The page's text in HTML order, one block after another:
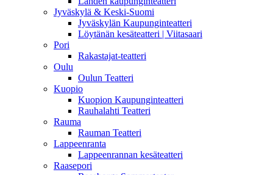
Jyväskylä & Keski-Suomi
Jyväskylän Kaupunginteatteri
Löytänän kesäteatteri | Viitasaari
Pori
Rakastajat-teatteri
Oulu
Oulun Teatteri
Kuopio
Kuopion Kaupunginteatteri
Rauhalahti Teatteri
Rauma
Rauman Teatteri
Lappeenranta
Lappeenrannan kesäteatteri
Raasepori